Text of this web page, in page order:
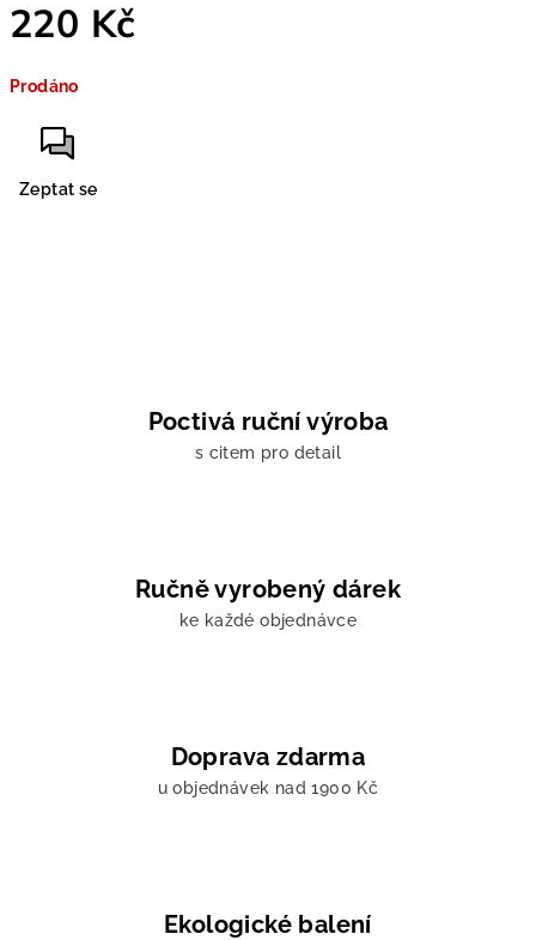
220 Kč
cena:
Prodáno
Zeptat se
Poctivá ruční výroba
s citem pro detail
Ručně vyrobený dárek
ke každé objednávce
Doprava zdarma
u objednávek nad 1900 Kč
Ekologické balení